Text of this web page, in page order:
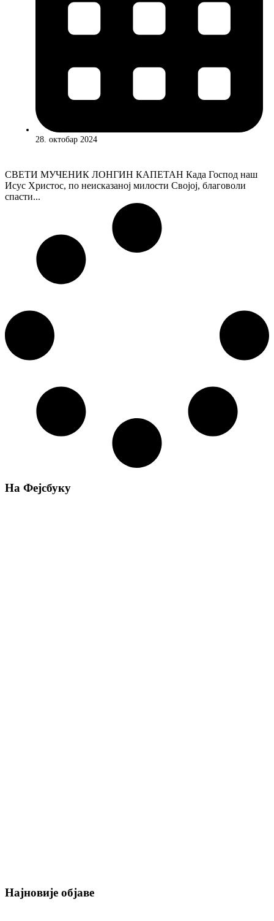
28. октобар 2024
СВЕТИ МУЧЕНИК ЛОНГИН КАПЕТАН Када Господ наш
Исус Христос, по неисказаној милости Својој, благоволи
спасти...
На Фејсбуку
Најновије објаве